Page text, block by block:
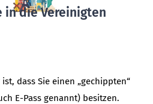
in die Vereinigten
dass Sie einen „gechippten“
E-Pass genannt) besitzen.